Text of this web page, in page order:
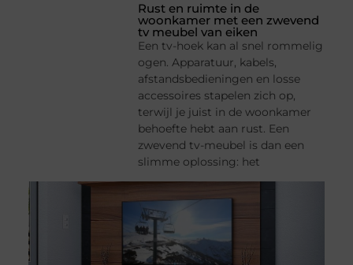
Rust en ruimte in de
woonkamer met een zwevend
tv meubel van eiken
Een tv-hoek kan al snel rommelig
ogen. Apparatuur, kabels,
afstandsbedieningen en losse
accessoires stapelen zich op,
terwijl je juist in de woonkamer
behoefte hebt aan rust. Een
zwevend tv-meubel is dan een
slimme oplossing: het